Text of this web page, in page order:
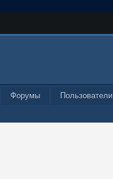
Форумы Пользователи